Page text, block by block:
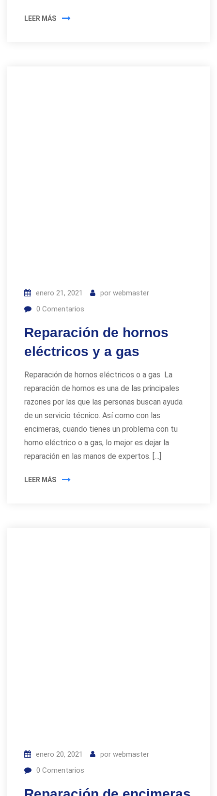
LEER MÁS
enero 21, 2021 por webmaster
0 Comentarios
Reparación de hornos
eléctricos y a gas
Reparación de hornos eléctricos o a gas La
reparación de hornos es una de las principales
razones por las que las personas buscan ayuda
de un servicio técnico. Así como con las
encimeras, cuando tienes un problema con tu
horno eléctrico o a gas, lo mejor es dejar la
reparación en las manos de expertos. […]
LEER MÁS
enero 20, 2021 por webmaster
0 Comentarios